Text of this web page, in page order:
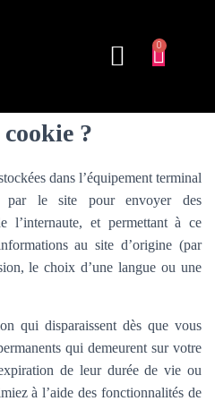
cookie ?
dans l’équipement terminal
par le site pour envoyer des
l’internaute, et permettant à ce
au site d’origine (par
le choix d’une langue ou une
qui disparaissent dès que vous
qui demeurent sur votre
de leur durée de vie ou
à l’aide des fonctionnalités de